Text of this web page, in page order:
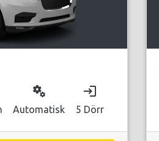
miscellaneous_services
Automatisk
login
5 Dörr